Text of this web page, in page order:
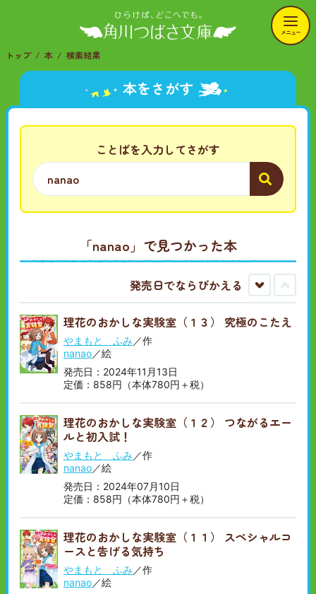
メニュー
トップ 本 検索結果
本をさがす
ことばを入力してさがす
「nanao」で見つかった本
発売日でならびかえる
古
い
順
新
し
い
理花のおかしな実験室（１３） 究極のこたえ
やまもと ふみ ／作
nanao／絵
発売日：2024年11月13日
定価：858円（本体780円＋税）
理花のおかしな実験室（１２） つながるエー
ルと初入試！
やまもと ふみ ／作
nanao／絵
発売日：2024年07月10日
定価：858円（本体780円＋税）
理花のおかしな実験室（１１） スペシャルコ
ースと告げる気持ち
やまもと ふみ ／作
nanao／絵